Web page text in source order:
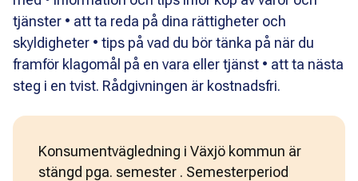
tjänster • att ta reda på dina rättigheter och
skyldigheter • tips på vad du bör tänka på när du
framför klagomål på en vara eller tjänst • att ta nästa
steg i en tvist. Rådgivningen är kostnadsfri.
Konsumentvägledning i Växjö kommun är
stängd pga. semester . Semesterperiod